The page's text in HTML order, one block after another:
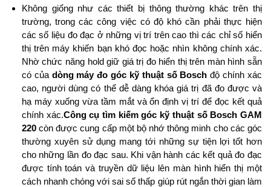
Không giống như các thiết bị thông thường khác trên thị
trường, trong các công việc có độ khó cần phải thực hiện
các số liệu đo đạc ở những vị trí trên cao thì các chỉ số hiển
thị trên máy khiến bạn khó đọc hoặc nhìn không chính xác.
Nhờ chức năng hold giữ giá trị đo hiển thị trên màn hình sẵn
có của dòng máy đo góc kỹ thuật số Bosch độ chính xác
cao, người dùng có thể dễ dàng khóa giá trị đã đo được và
hạ máy xuống vừa tầm mắt và ổn định vị trí để đọc kết quả
chính xác.Công cụ tìm kiếm góc kỹ thuật số Bosch GAM
220còn được cung cấp một bộ nhớ thông minh cho các góc
thường xuyên sử dụng mang tới những sự tiện lợi tốt hơn
cho những lần đo đạc sau. Khi vận hành các kết quả đo đạc
được tính toán và truyền dữ liệu lên màn hình hiển thị một
cách nhanh chóng với sai số thấp giúp rút ngắn thời gian làm